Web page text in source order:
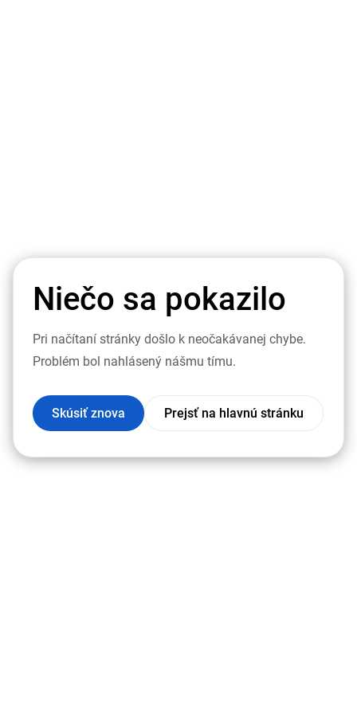
Niečo sa pokazilo
Pri načítaní stránky došlo k neočakávanej chybe.
Problém bol nahlásený nášmu tímu.
Skúsiť znova Prejsť na hlavnú stránku